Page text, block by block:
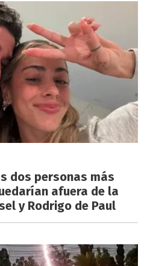
dos personas más
afuera de la
y Rodrigo de Paul